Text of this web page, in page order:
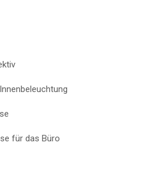
für das Büro